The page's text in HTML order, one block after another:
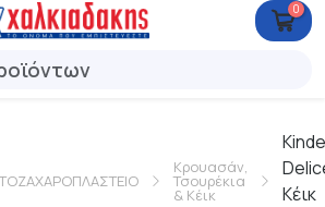
0
Κρουασάν,
Τσουρέκια
& Κέικ
Κέικ